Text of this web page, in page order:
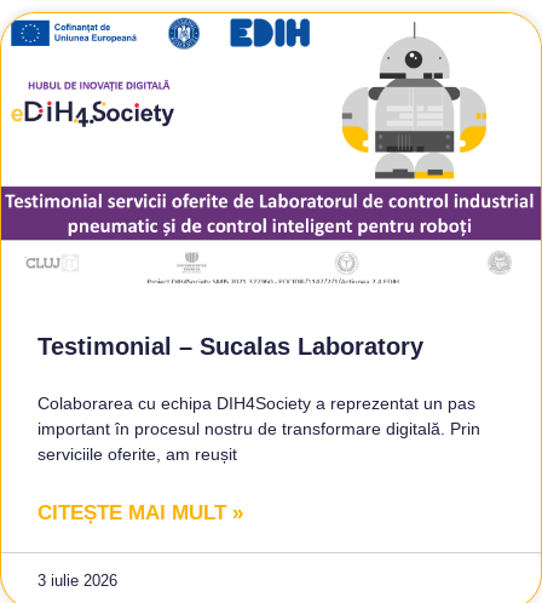
Testimonial – Sucalas Laboratory
Colaborarea cu echipa DIH4Society a reprezentat un pas
important în procesul nostru de transformare digitală. Prin
serviciile oferite, am reușit
CITEȘTE MAI MULT »
3 iulie 2026